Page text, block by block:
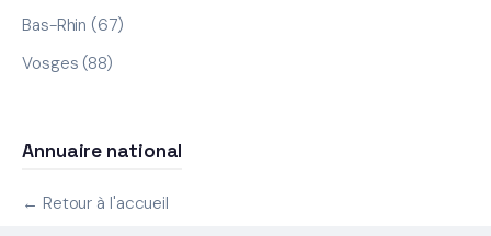
Bas-Rhin (67)
Vosges (88)
Annuaire national
← Retour à l'accueil